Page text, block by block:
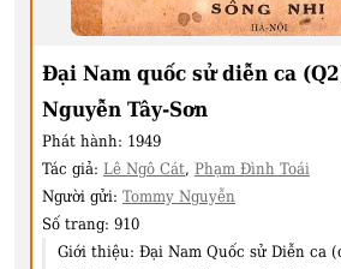
Đại Nam quốc sử diễn ca
Nguyễn Tây-Sơn
Phát hành: 1949
Tác giả: Lê Ngô Cát, Phạm Đình Toái
Người gửi: Tommy Nguyễn
Số trang: 910
Giới thiệu: Đại Nam Quốc sử Diễn ca